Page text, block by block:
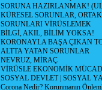
SORUNA HAZIRLANMAK!
KÜRESEL SORUNLAR,
SORUNLARI VİRÜSLEMEK
BİLGİ, AKIL, BİLİM YOKSA!
KORONAYLA BAŞA ÇIKAN
ALTTA YATAN SORUNLAR
NEVRUZ, MİRAÇ
VİRÜSLE EKONOMİK
SOSYAL DEVLET | SOSYAL
Corona Nedir? Korunmanın